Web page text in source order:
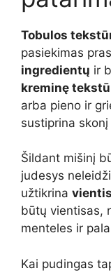
Tobulos
pasiekimas
ingredientų ir
kreminę
arba pieno ir
sustiprina
Šildant mišinį
judesys
užtikrina
būtų vientisas,
menteles ir
Kai pudingas